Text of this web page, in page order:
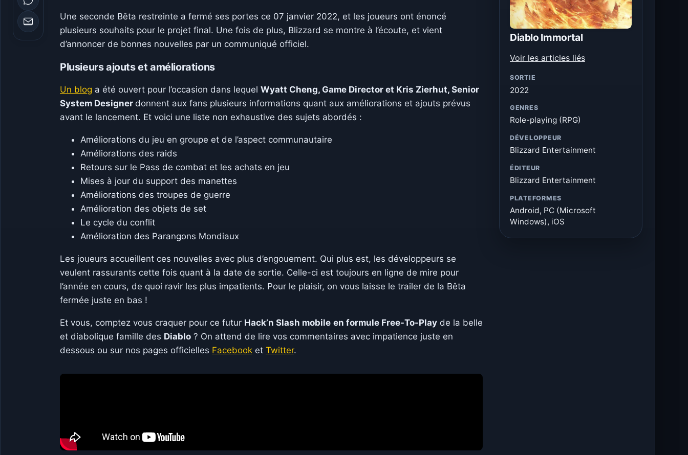
Une seconde Bêta restreinte a fermé ses portes ce 07 janvier 2022, et les joueurs ont énoncé
plusieurs souhaits pour le projet final. Une fois de plus, Blizzard se montre à l’écoute, et vient
d’annoncer de bonnes nouvelles par un communiqué officiel.
Plusieurs ajouts et améliorations
Un blog a été ouvert pour l’occasion dans lequel Wyatt Cheng, Game Director et Kris Zierhut, Senior
System Designer donnent aux fans plusieurs informations quant aux améliorations et ajouts prévus
avant le lancement. Et voici une liste non exhaustive des sujets abordés :
Améliorations du jeu en groupe et de l’aspect communautaire
Améliorations des raids
Retours sur le Pass de combat et les achats en jeu
Mises à jour du support des manettes
Améliorations des troupes de guerre
Amélioration des objets de set
Le cycle du conflit
Amélioration des Parangons Mondiaux
Les joueurs accueillent ces nouvelles avec plus d’engouement. Qui plus est, les développeurs se
veulent rassurants cette fois quant à la date de sortie. Celle-ci est toujours en ligne de mire pour
l’année en cours, de quoi ravir les plus impatients. Pour le plaisir, on vous laisse le trailer de la Bêta
fermée juste en bas !
Et vous, comptez vous craquer pour ce futur Hack’n Slash mobile en formule Free-To-Play de la belle
et diabolique famille des Diablo ? On attend de lire vos commentaires avec impatience juste en
dessous ou sur nos pages officielles Facebook et Twitter.
Diablo Immortal
Voir les articles liés
SORTIE
2022
GENRES
Role-playing (RPG)
DÉVELOPPEUR
Blizzard Entertainment
ÉDITEUR
Blizzard Entertainment
PLATEFORMES
Android, PC (Microsoft
Windows), iOS